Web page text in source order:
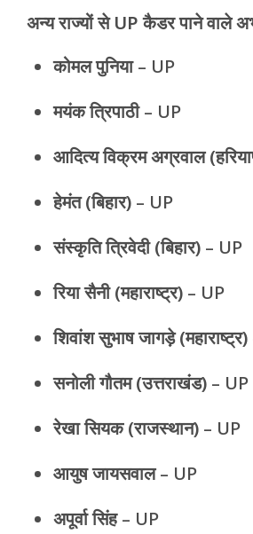
अन्य राज्यों से UP कैडर पाने वाले
कोमल पुनिया– UP
मयंक त्रिपाठी– UP
आदित्य विक्रम अग्रवाल
हेमंत (बिहार) – UP
संस्कृति त्रिवेदी (बिहार) – UP
रिया सैनी (महाराष्ट्र) – UP
शिवांश सुभाष जागड़े (महाराष्ट्र)
सनोली गौतम (उत्तराखंड) – UP
रेखा सियक (राजस्थान) – UP
आयुष जायसवाल– UP
अपूर्वा सिंह– UP